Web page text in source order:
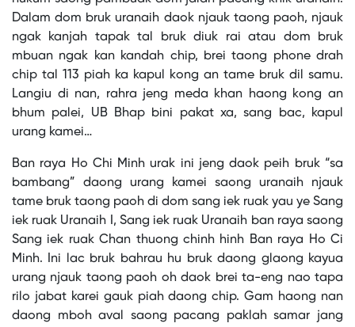
Dalam dom bruk uranaih daok njauk taong paoh, njauk
ngak kanjah tapak tal bruk diuk rai atau dom bruk
mbuan ngak kan kandah chip, brei taong phone drah
chip tal 113 piah ka kapul kong an tame bruk dil samu.
Langiu di nan, rahra jeng meda khan haong kong an
bhum palei, UB Bhap bini pakat xa, sang bac, kapul
urang kamei…
Ban raya Ho Chi Minh urak ini jeng daok peih bruk “sa
bambang” daong urang kamei saong uranaih njauk
tame bruk taong paoh di dom sang iek ruak yau ye Sang
iek ruak Uranaih I, Sang iek ruak Uranaih ban raya saong
Sang iek ruak Chan thuong chinh hinh Ban raya Ho Ci
Minh. Ini lac bruk bahrau hu bruk daong glaong kayua
urang njauk taong paoh oh daok brei ta-eng nao tapa
rilo jabat karei gauk piah daong chip. Gam haong nan
daong mboh aval saong pacang paklah samar jang